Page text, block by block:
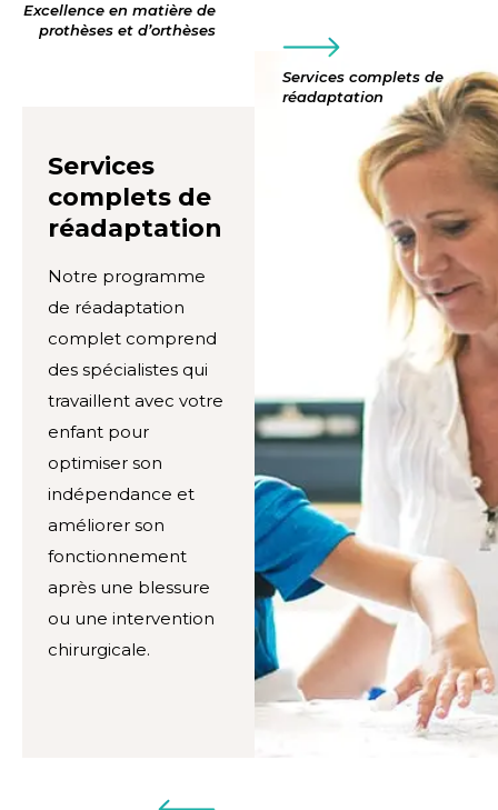
Excellence en matière de
prothèses et d’orthèses
Services complets de
réadaptation
Services
complets de
réadaptation
Notre programme
de réadaptation
complet comprend
des spécialistes qui
travaillent avec votre
enfant pour
optimiser son
indépendance et
améliorer son
fonctionnement
après une blessure
ou une intervention
chirurgicale.